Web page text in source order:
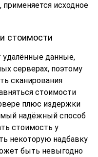
применяется исходное
стоимости
удалённые данные,
серверах, поэтому
сканирования
стоимости
плюс издержки
надёжный способ
стоимость у
некоторую надбавку
быть невыгодно